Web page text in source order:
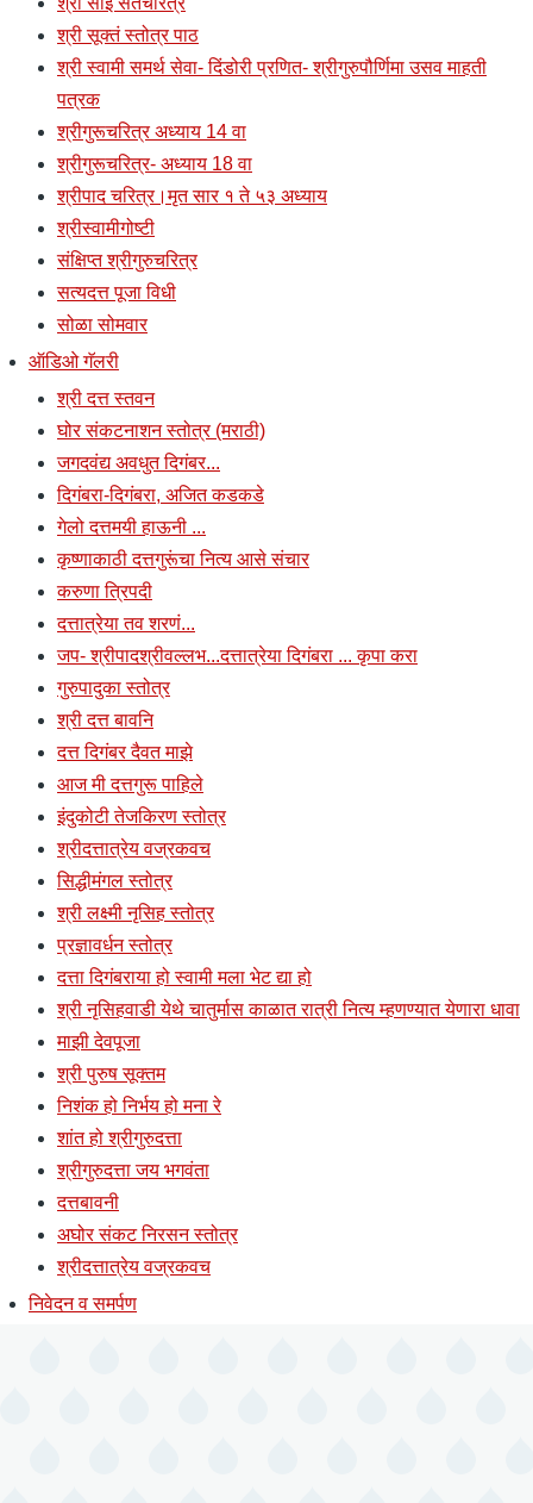
श्री सूक्तं स्तोत्र पाठ
श्री स्वामी समर्थ सेवा- दिंडोरी प्रणित- श्रीगुरुपौर्णिमा उसव माहती
पत्रक
श्रीगुरूचरित्र अध्याय 14 वा
श्रीगुरूचरित्र- अध्याय 18 वा
श्रीपाद चरित्र।मृत सार १ ते ५३ अध्याय
श्रीस्वामीगोष्टी
संक्षिप्त श्रीगुरुचरित्र
सत्यदत्त पूजा विधी
सोळा सोमवार
ऑडिओ गॅलरी
श्री दत्त स्तवन
घोर संकटनाशन स्तोत्र (मराठी)
जगदवंद्य अवधुत दिगंबर...
दिगंबरा-दिगंबरा, अजित कडकडे
गेलो दत्तमयी हाऊनी ...
कृष्णाकाठी दत्तगुरूंचा नित्य आसे संचार
करुणा त्रिपदी
दत्तात्रेया तव शरणं...
जप- श्रीपादश्रीवल्लभ...दत्तात्रेया दिगंबरा ... कृपा करा
गुरुपादुका स्तोत्र
श्री दत्त बावनि
दत्त दिगंबर दैवत माझे
आज मी दत्तगुरू पाहिले
इंदुकोटी तेजकिरण स्तोत्र
श्रीदत्तात्रेय वज्रकवच
सिद्धीमंगल स्तोत्र
श्री लक्ष्मी नृसिह स्तोत्र
प्रज्ञावर्धन स्तोत्र
दत्ता दिगंबराया हो स्वामी मला भेट द्या हो
श्री नृसिहवाडी येथे चातुर्मास काळात रात्री नित्य म्हणण्यात येणारा धावा
माझी देवपूजा
श्री पुरुष सूक्तम
निशंक हो निर्भय हो मना रे
शांत हो श्रीगुरुदत्ता
श्रीगुरुदत्ता जय भगवंता
दत्तबावनी
अघोर संकट निरसन स्तोत्र
श्रीदत्तात्रेय वज्रकवच
निवेदन व समर्पण